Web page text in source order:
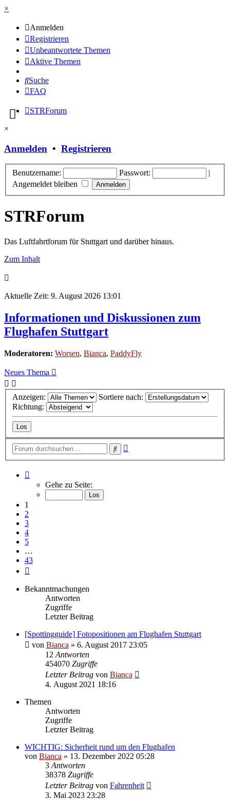
×
Anmelden
Registrieren
Unbeantwortete Themen
Aktive Themen
Suche
FAQ
STRForum
×
Anmelden • Registrieren
Benutzername: Passwort:
|
Angemeldet bleiben
STRForum
Das Luftfahrtforum für Stuttgart und darüber hinaus.
Zum Inhalt
Aktuelle Zeit: 9. August 2026 13:01
Informationen und Diskussionen zum
Flughafen Stuttgart
Moderatoren: Worsen, Bianca, PaddyFly
Neues Thema
Anzeigen:
Sortiere nach:
Richtung:
Suche
von
Gehe zu Seite:
1
2
3
4
5
…
43
Bekanntmachungen
Antworten
Zugriffe
Letzter Beitrag
[Spottingguide] Fotopositionen am Flughafen Stuttgart
von Bianca » 6. August 2017 23:05
12 Antworten
454070 Zugriffe
Letzter Beitrag von Bianca
4. August 2021 18:16
Themen
Antworten
Zugriffe
Letzter Beitrag
WICHTIG: Sicherheit rund um den Flughafen
von Bianca » 13. Dezember 2022 05:28
3 Antworten
38378 Zugriffe
Letzter Beitrag von Fahrenheit
3. Mai 2023 23:28